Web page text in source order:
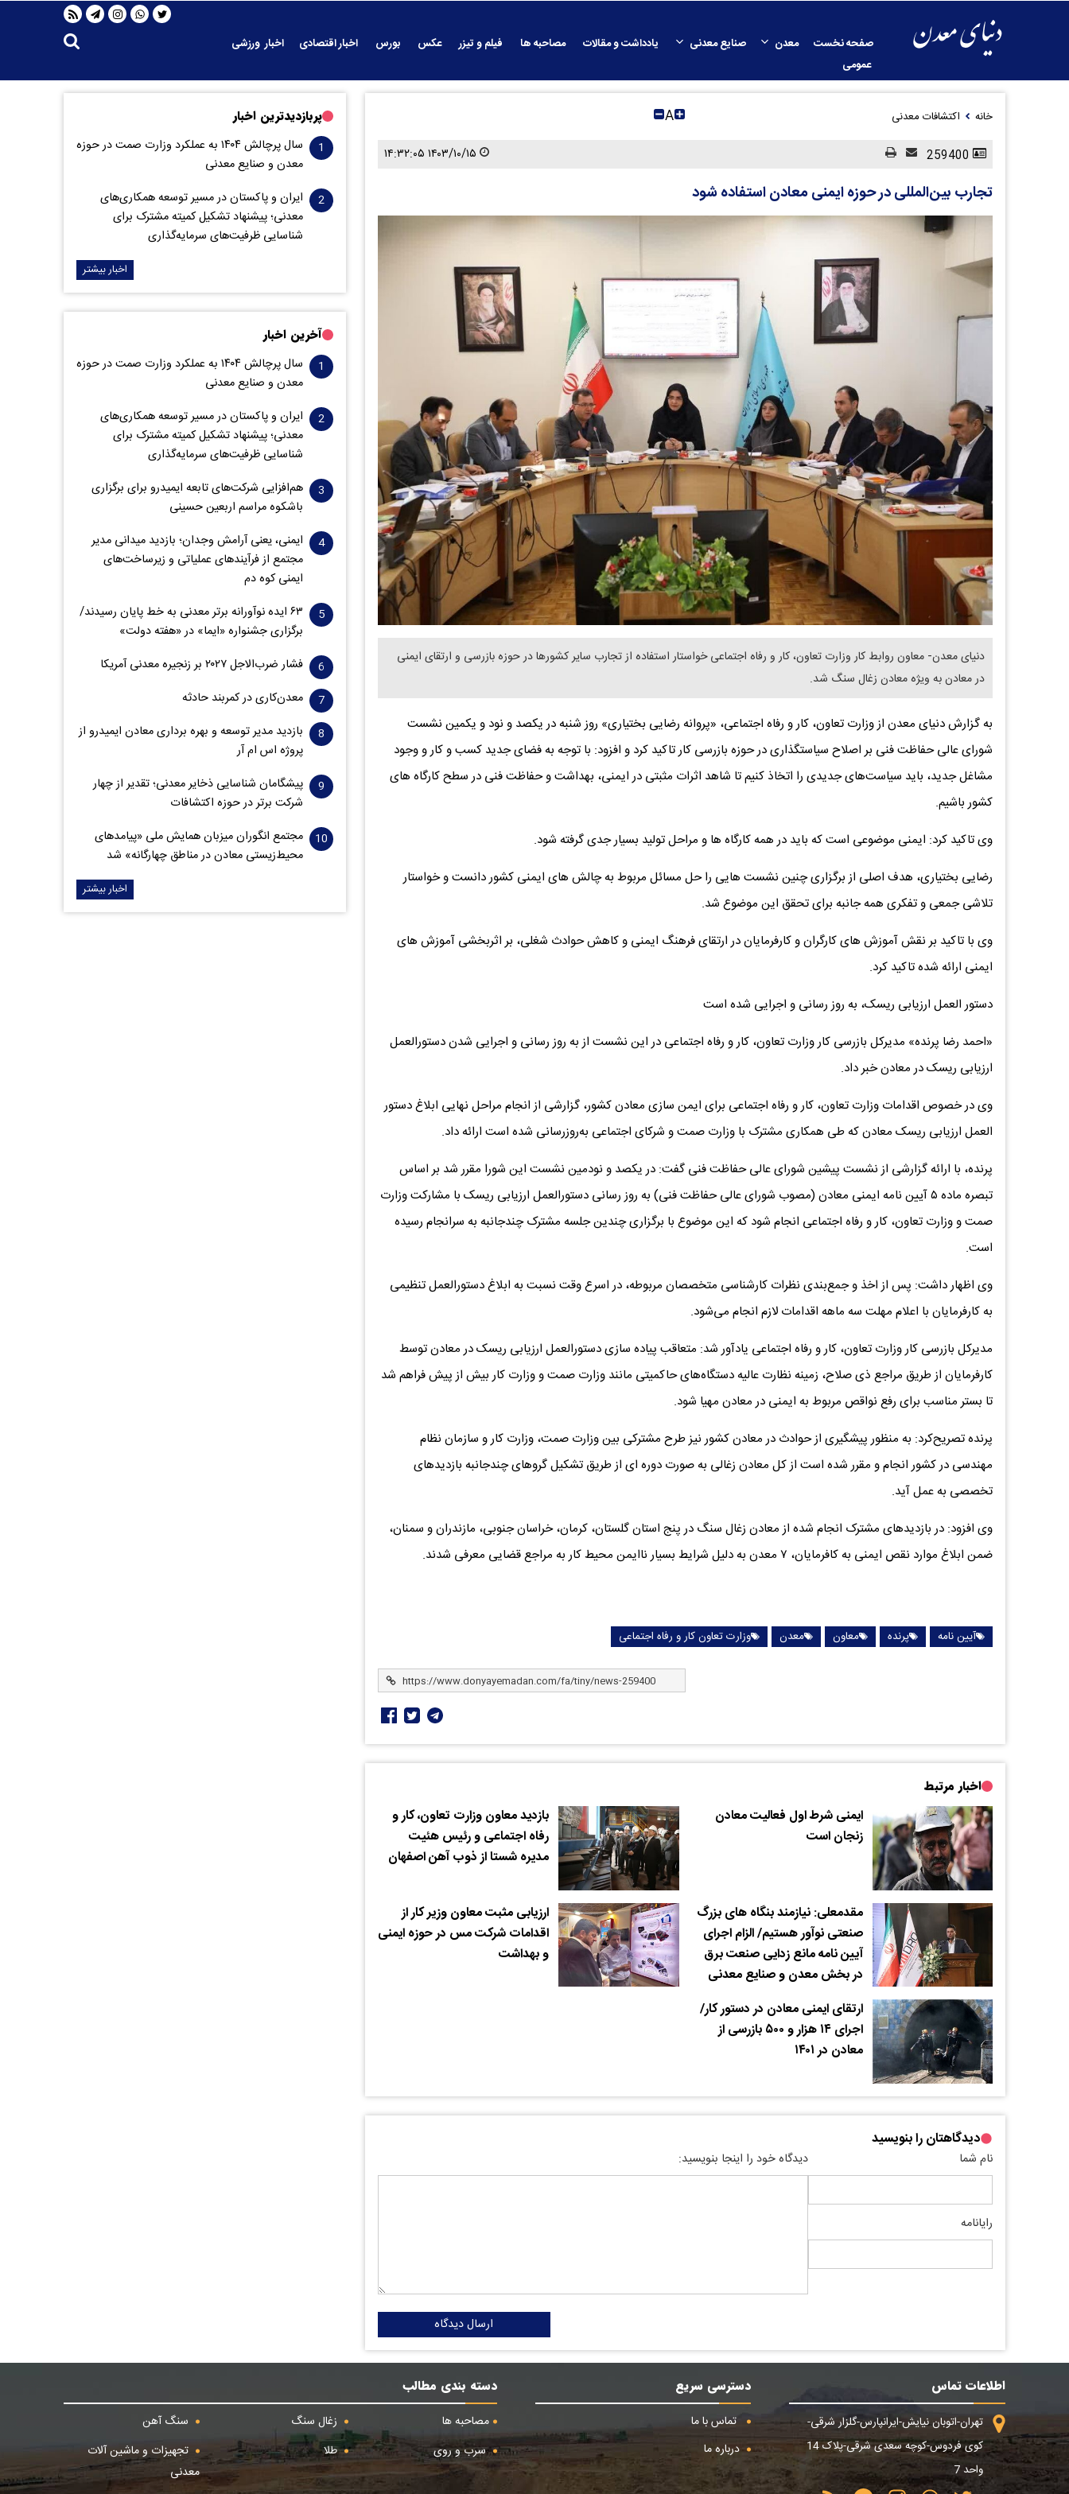
صفحه نخست معدن صنایع معدنی یادداشت و مقالات مصاحبه ها فیلم و تیزر عکس بورس اخبار اقتصادی
اخبار ورزشی
عمومی
خانه اکتشافات معدنی A
۱۴۰۳/۱۰/۱۵ ۱۴:۳۲:۰۵
تجارب بین‌المللی در حوزه ایمنی معادن استفاده شود
دنیای معدن- معاون روابط کار وزارت تعاون، کار و رفاه اجتماعی خواستار استفاده از تجارب سایر کشورها در حوزه بازرسی و ارتقای ایمنی
در معادن به ویژه معادن زغال سنگ شد.
به گزارش دنیای معدن از وزارت تعاون، کار و رفاه اجتماعی، «پروانه رضایی بختیاری» روز شنبه در یکصد و نود و یکمین نشست
شورای عالی حفاظت فنی بر اصلاح سیاستگذاری در حوزه بازرسی کار تاکید کرد و افزود: با توجه به فضای جدید کسب و کار و وجود
مشاغل جدید، باید سیاست‌های جدیدی را اتخاذ کنیم تا شاهد اثرات مثبتی در ایمنی، بهداشت و حفاظت فنی در سطح کارگاه های
کشور باشیم‌.
وی تاکید کرد: ایمنی موضوعی است که باید در همه کارگاه ها و مراحل تولید بسیار جدی گرفته شود.
رضایی بختیاری، هدف اصلی از برگزاری چنین نشست هایی را حل مسائل مربوط به چالش های ایمنی کشور دانست و خواستار
تلاشی جمعی و تفکری همه جانبه برای تحقق این موضوع شد.
وی با تاکید بر نقش آموزش های کارگران و کارفرمایان در ارتقای فرهنگ ایمنی و کاهش حوادث شغلی، بر اثربخشی آموزش های
ایمنی ارائه شده تاکید کرد.
دستور العمل ارزیابی ریسک، به روز رسانی و اجرایی شده است
«احمد رضا پرنده» مدیرکل بازرسی کار وزارت تعاون، کار و رفاه اجتماعی در این نشست از به روز رسانی و اجرایی شدن دستورالعمل
ارزیابی ریسک در معادن خبر داد. ‌
وی در خصوص اقدامات وزارت تعاون، کار و رفاه اجتماعی برای ایمن سازی معادن کشور، گزارشی از انجام مراحل نهایی ابلاغ دستور
العمل ارزیابی ریسک معادن که طی همکاری مشترک با وزارت صمت و شرکای اجتماعی به‌روزرسانی شده است ارائه داد.
پرنده، با ارائه گزارشی از نشست پیشین شورای عالی حفاظت فنی گفت: در یکصد و نودمین نشست این شورا مقرر شد بر اساس
تبصره ماده ۵ آیین نامه ایمنی معادن (مصوب شورای عالی حفاظت فنی) به روز رسانی دستورالعمل ارزیابی ریسک با مشارکت وزارت
صمت و وزارت تعاون، کار و رفاه اجتماعی انجام شود که این موضوع با برگزاری چندین جلسه مشترک چندجانبه به سرانجام رسیده
است.
وی اظهار داشت: پس از اخذ و جمع‌بندی نظرات کارشناسی متخصصان مربوطه، در اسرع وقت نسبت به ابلاغ دستورالعمل تنظیمی
به کارفرمایان با اعلام مهلت سه ماهه اقدامات لازم انجام می‌شود.
مدیرکل بازرسی کار وزارت تعاون، کار و رفاه اجتماعی یادآور شد: متعاقب پیاده سازی دستورالعمل ارزیابی ریسک در معادن توسط
کارفرمایان از طریق مراجع ذی صلاح، زمینه نظارت عالیه دستگاه‌های حاکمیتی مانند وزارت صمت و وزارت کار بیش از پیش فراهم شد
تا بستر مناسب برای رفع نواقص مربوط به ایمنی در معادن مهیا شود. ‌
پرنده تصریح‌کرد: به منظور پیشگیری از حوادث در معادن کشور نیز طرح مشترکی بین وزارت صمت، وزارت کار و سازمان نظام
مهندسی در کشور انجام و مقرر شده است از کل معادن زغالی به صورت دوره ای از طریق تشکیل گروهای چندجانبه بازدیدهای
تخصصی به عمل آید.
وی افزود: در بازدیدهای مشترک انجام شده از معادن زغال سنگ در پنج استان گلستان، کرمان، خراسان جنوبی، مازندران و سمنان،
ضمن ابلاغ موارد نقص ایمنی به کافرمایان، ۷ معدن به دلیل شرایط بسیار ناایمن محیط کار به مراجع قضایی معرفی شدند.
آیین نامه پرنده معاون معدن وزارت تعاون کار و رفاه اجتماعی
اخبار مرتبط
ایمنی شرط اول فعالیت معادن
زنجان است
بازدید معاون وزارت تعاون، کار و
رفاه اجتماعی و رئیس هئیت
مدیره شستا از ذوب آهن اصفهان
مقدمعلی: نیازمند بنگاه های بزرگ
صنعتی نوآور هستیم/ الزام اجرای
آیین نامه مانع زدایی صنعت برق
در بخش معدن و صنایع معدنی
ارزیابی مثبت معاون وزیر کار از
اقدامات شرکت مس در حوزه ایمنی
و بهداشت
ارتقای ایمنی معادن در دستور کار/
اجرای ۱۴ هزار و ۵۰۰ بازرسی از
معادن در ۱۴۰۱
دیدگاهتان را بنویسید
نام شما
رایانامه
دیدگاه خود را اینجا بنویسید:
ارسال دیدگاه
پربازدیدترین اخبار
سال پرچالش ۱۴۰۴ به عملکرد وزارت صمت در حوزه
معدن و صنایع معدنی
ایران و پاکستان در مسیر توسعه همکاری‌های
معدنی؛ پیشنهاد تشکیل کمیته مشترک برای
شناسایی ظرفیت‌های سرمایه‌گذاری
اخبار بیشتر
آخرین اخبار
سال پرچالش ۱۴۰۴ به عملکرد وزارت صمت در حوزه
معدن و صنایع معدنی
ایران و پاکستان در مسیر توسعه همکاری‌های
معدنی؛ پیشنهاد تشکیل کمیته مشترک برای
شناسایی ظرفیت‌های سرمایه‌گذاری
هم‌افزایی شرکت‌های تابعه ایمیدرو برای برگزاری
باشکوه مراسم اربعین حسینی
ایمنی، یعنی آرامش وجدان؛ بازدید میدانی مدیر
مجتمع از فرآیندهای عملیاتی و زیرساخت‌های
ایمنی کوه دم
۶۳ ایده نوآورانه برتر معدنی به خط پایان رسیدند/
برگزاری جشنواره «ایما» در «هفته دولت»
فشار ضرب‌الاجل ۲۰۲۷ بر زنجیره معدنی آمریکا
معدن‌کاری در کمربند حادثه
بازدید مدیر توسعه و بهره برداری معادن ایمیدرو از
پروژه اس ام آر
پیشگامان شناسایی ذخایر معدنی؛ تقدیر از چهار
شرکت برتر در حوزه اکتشافات‌
مجتمع انگوران میزبان همایش ملی «پیامدهای
محیط‌زیستی معادن در مناطق چهارگانه» شد
اخبار بیشتر
اطلاعات تماس
تهران-اتوبان نیایش-ایرانپارس-گلزار شرقی-
کوی فردوس-کوچه سعدی شرقی-پلاک 14
واحد 7
دسترسی سریع
تماس با ما
درباره ما
دسته بندی مطالب
مصاحبه ها
زغال سنگ
سنگ آهن
سرب و روی
طلا
تجهیزات و ماشین آلات
معدنی